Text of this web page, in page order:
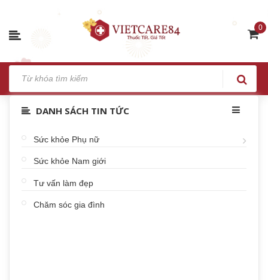
0
DANH SÁCH TIN TỨC
Sức khỏe Phụ nữ
Sức khỏe Nam giới
Tư vấn làm đẹp
Chăm sóc gia đình